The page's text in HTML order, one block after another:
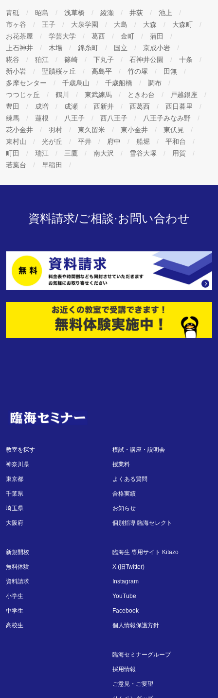
青砥 昭島 浅草橋 綾瀬 井荻
池上
市ヶ谷
王子 大泉学園 大島 大森
大森町
お花茶屋
学芸大学 葛西 金町
蒲田
上石神井
木場 錦糸町 国立
京成小岩
糀谷
狛江 篠崎 下丸子 石神井公園
十条
新小岩
聖蹟桜ヶ丘 高島平 竹の塚
田無
多摩センター
千歳烏山 千歳船橋
調布
つつじヶ丘
鶴川 東武練馬 ときわ台
戸越銀座
豊田
成増 成瀬 西新井 西葛西
西日暮里
練馬
蓮根 八王子 西八王子
八王子みなみ野
花小金井
羽村 東久留米 東小金井
東伏見
東村山
光が丘 平井 府中 船堀
平和台
町田
瑞江 三鷹 南大沢 雪谷大塚
用賀
若葉台
早稲田
資料請求/ご相談·お問い合わせ
教室を探す
神奈川県
東京都
千葉県
埼玉県
大阪府
新規開校
無料体験
資料請求
小学生
中学生
高校生
模試・講座・説明会
授業料
よくある質問
合格実績
お知らせ
個別指導 臨海セレクト
臨海生 専用サイト Kitazo
X (旧Twitter)
Instagram
YouTube
Facebook
個人情報保護方針
臨海セミナーグループ
採用情報
ご意見・ご要望